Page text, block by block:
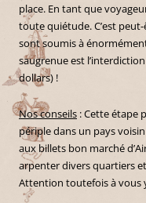
place. En tant que
toute quiétude. C’est
sont soumis à
saugrenue est
dollars) !
Nos conseils : Cette étape
périple dans un pays
aux billets bon marché
arpenter divers quartiers
Attention toutefois à vous